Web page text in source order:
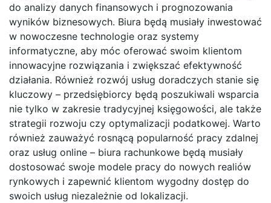
do analizy danych finansowych i prognozowania
wyników biznesowych. Biura będą musiały inwestować
w nowoczesne technologie oraz systemy
informatyczne, aby móc oferować swoim klientom
innowacyjne rozwiązania i zwiększać efektywność
działania. Również rozwój usług doradczych stanie się
kluczowy – przedsiębiorcy będą poszukiwali wsparcia
nie tylko w zakresie tradycyjnej księgowości, ale także
strategii rozwoju czy optymalizacji podatkowej. Warto
również zauważyć rosnącą popularność pracy zdalnej
oraz usług online – biura rachunkowe będą musiały
dostosować swoje modele pracy do nowych realiów
rynkowych i zapewnić klientom wygodny dostęp do
swoich usług niezależnie od lokalizacji.